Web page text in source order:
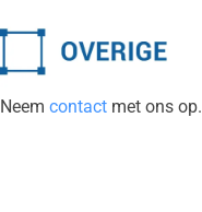
Neem contactmet ons op.